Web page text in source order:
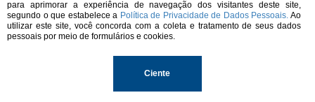
para aprimorar a experiência de navegação dos visitantes deste site,
segundo o que estabelece a Política de Privacidade de Dados Pessoais. Ao
utilizar este site, você concorda com a coleta e tratamento de seus dados
pessoais por meio de formulários e cookies.
Ciente
Localização
© 2026. Todos os direitos reservados.
Universidade Federal de Sergipe.